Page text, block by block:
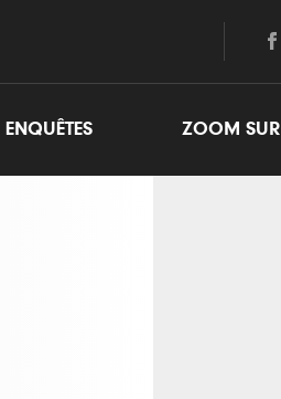
ENQUÊTES ZOOM SUR